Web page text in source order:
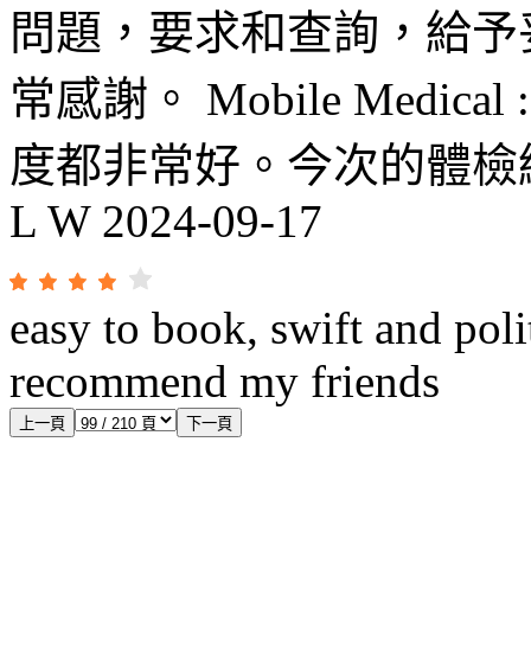
問題，要求和查詢，給
常感謝。 Mobile
度都非常好。今次的體
L W 2024-09-17
easy to book, swift and
recommend my friends
上一頁 下一頁